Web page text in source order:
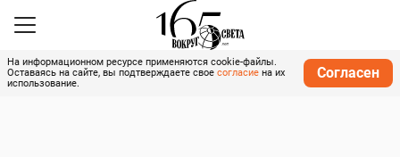
На информационном ресурсе применяются cookie-файлы.
Оставаясь на сайте, вы подтверждаете свое согласие на их
использование.
Согласен